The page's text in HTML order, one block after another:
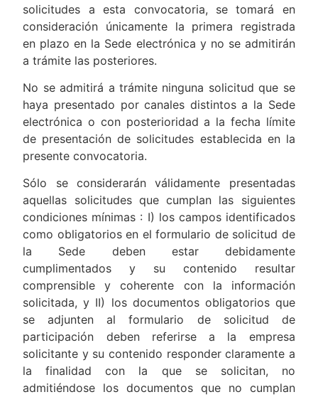
solicitudes a esta convocatoria, se tomará en
consideración únicamente la primera registrada
en plazo en la Sede electrónica y no se admitirán
a trámite las posteriores.
No se admitirá a trámite ninguna solicitud que se
haya presentado por canales distintos a la Sede
electrónica o con posterioridad a la fecha límite
de presentación de solicitudes establecida en la
presente convocatoria.
Sólo se considerarán válidamente presentadas
aquellas solicitudes que cumplan las siguientes
condiciones mínimas : I) los campos identificados
como obligatorios en el formulario de solicitud de
la Sede deben estar debidamente
cumplimentados y su contenido resultar
comprensible y coherente con la información
solicitada, y II) los documentos obligatorios que
se adjunten al formulario de solicitud de
participación deben referirse a la empresa
solicitante y su contenido responder claramente a
la finalidad con la que se solicitan, no
admitiéndose los documentos que no cumplan